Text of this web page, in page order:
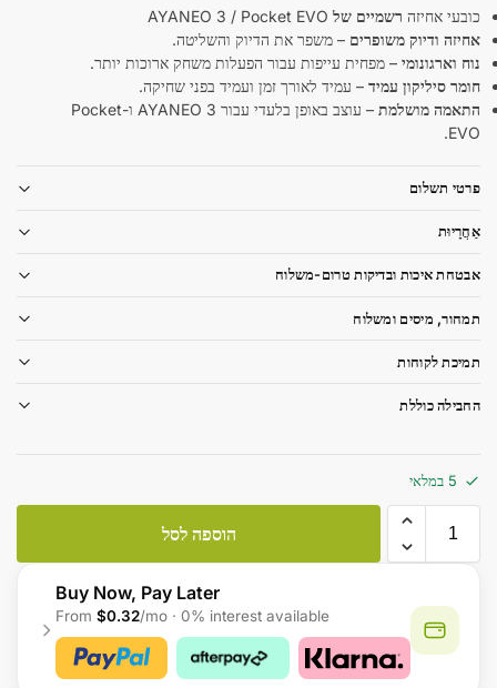
כובעי אחיזה רשמיים של
אחיזה ודיוק משופרים – משפר את הדיוק והשליטה.
נוח וארגונומי – מפחית עייפות עבור הפעלות משחק ארוכות יותר.
חומר סיליקון עמיד – עמיד לאורך זמן ועמיד בפני שחיקה.
התאמה מושלמת
– עוצב באופן בלעדי עבור AYANEO 3 ו-Pocket
EVO.
פרטי תשלום
אַחֲרָיוּת
אבטחת איכות ובדיקות טרום-משלוח
תמחור, מיסים ומשלוח
תמיכת לקוחות
החבילה כוללת
5 במלאי
הוספה לסל
Buy Now, Pay Later
From $0.32/mo · 0% interest available